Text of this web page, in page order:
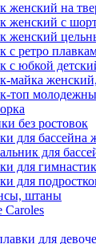
женский на
женский с
женский
с ретро
с юбкой
майка
топ
без ростовок
для бассейна
для
для
для
штаны
Caroles
для